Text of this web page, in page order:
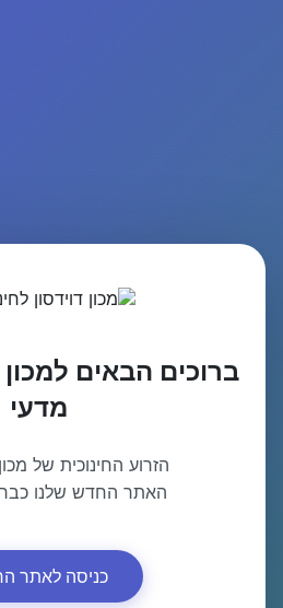
ברוכים הבאים למכון
מדעי
הזרוע החינוכית של
האתר החדש שלנו
כניסה לאתר